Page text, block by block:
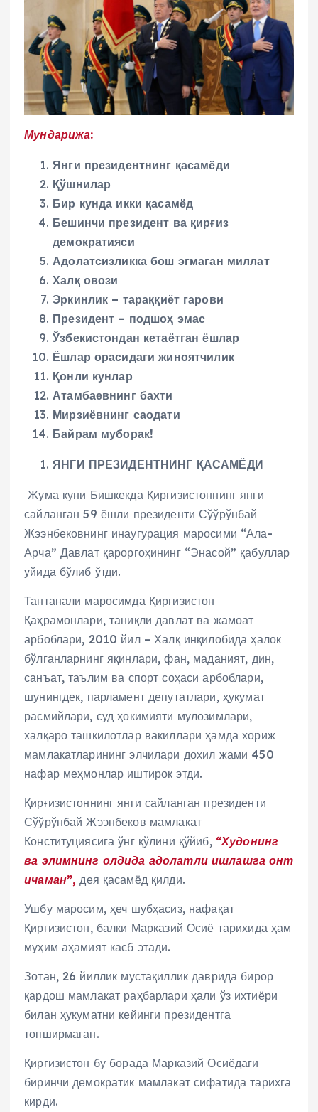
Мундарижа:
Янги президентнинг қасамёди
Қўшнилар
Бир кунда икки қасамёд
Бешинчи президент ва қирғиз
демократияси
Адолатсизликка бош эгмаган миллат
Халқ овози
Эркинлик – тараққиёт гарови
Президент – подшоҳ эмас
Ўзбекистондан кетаётган ёшлар
Ёшлар орасидаги жиноятчилик
Қонли кунлар
Атамбаевнинг бахти
Мирзиёвнинг саодати
Байрам муборак!
ЯНГИ ПРЕЗИДЕНТНИНГ ҚАСАМЁДИ
Жума куни Бишкекда Қирғизистоннинг янги
сайланган 59 ёшли президенти Сўўрўнбай
Жээнбековнинг инаугурация маросими “Ала-
Арча” Давлат қароргоҳининг “Энасой” қабуллар
уйида бўлиб ўтди.
Тантанали маросимда Қирғизистон
Қаҳрамонлари, таниқли давлат ва жамоат
арбоблари, 2010 йил – Халқ инқилобида ҳалок
бўлганларнинг яқинлари, фан, маданият, дин,
санъат, таълим ва спорт соҳаси арбоблари,
шунингдек, парламент депутатлари, ҳукумат
расмийлари, суд ҳокимияти мулозимлари,
халқаро ташкилотлар вакиллари ҳамда хориж
мамлакатларининг элчилари дохил жами 450
нафар меҳмонлар иштирок этди.
Қирғизистоннинг янги сайланган президенти
Сўўрўнбай Жээнбеков мамлакат
Конституциясига ўнг қўлини қўйиб, “Худонинг
ва элимнинг олдида адолатли ишлашга онт
ичаман”,дея қасамёд қилди.
Ушбу маросим, ҳеч шубҳасиз, нафақат
Қирғизистон, балки Марказий Осиё тарихида ҳам
муҳим аҳамият касб этади.
Зотан, 26 йиллик мустақиллик даврида бирор
қардош мамлакат раҳбарлари ҳали ўз ихтиёри
билан ҳукуматни кейинги президентга
топширмаган.
Қирғизистон бу борада Марказий Осиёдаги
биринчи демократик мамлакат сифатида тарихга
кирди.